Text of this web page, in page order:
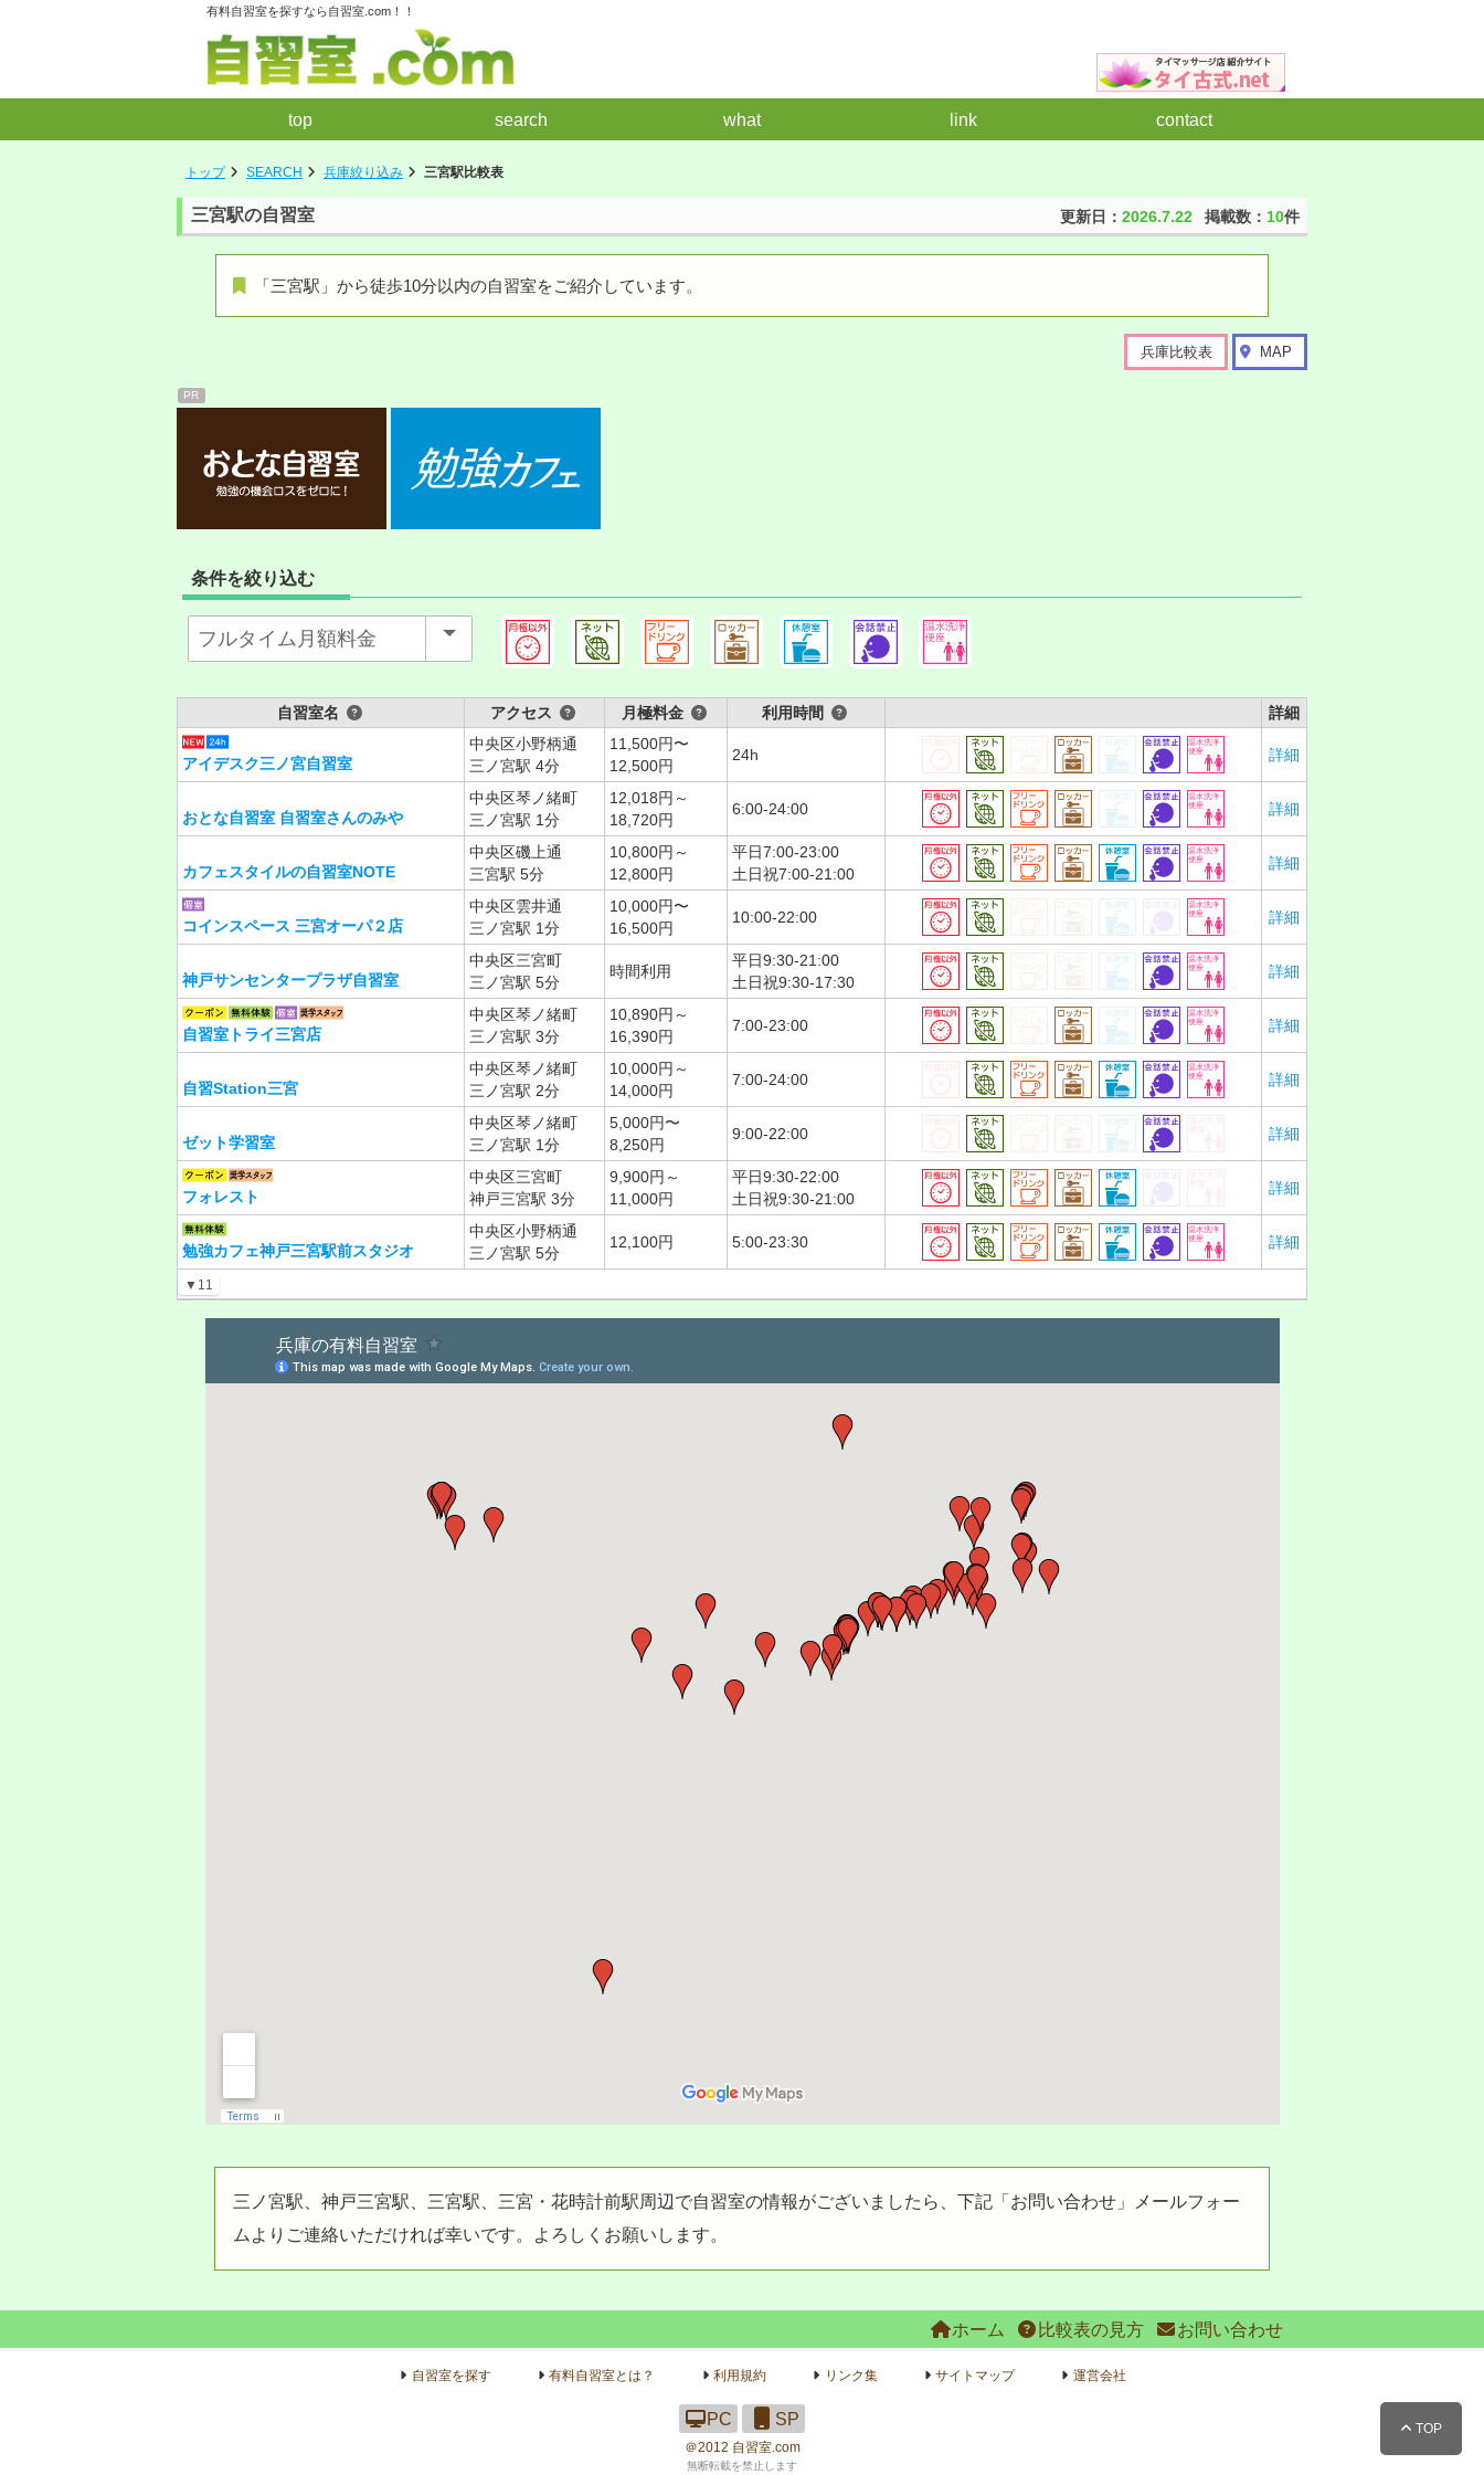
有料自習室を探すなら自習室.com！！
top search what link contact
トップ SEARCH 兵庫絞り込み 三宮駅比較表
三宮駅の自習室 更新日： 2026.7.22 掲載数： 10件
「三宮駅」から徒歩10分以内の自習室をご紹介しています。
兵庫比較表 MAP
PR
条件を絞り込む
自習室名 アクセス 月極料金 利用時間 詳細
アイデスク三ノ宮自習室
中央区小野柄通
三ノ宮駅 4分
11,500円〜
12,500円
24h 詳細
おとな自習室 自習室さんのみや
中央区琴ノ緒町
三ノ宮駅 1分
12,018円～
18,720円
6:00-24:00 詳細
カフェスタイルの自習室NOTE
中央区磯上通
三宮駅 5分
10,800円～
12,800円
平日7:00-23:00
土日祝7:00-21:00
詳細
コインスペース 三宮オーパ２店
中央区雲井通
三ノ宮駅 1分
10,000円〜
16,500円
10:00-22:00 詳細
神戸サンセンタープラザ自習室
中央区三宮町
三ノ宮駅 5分
時間利用
平日9:30-21:00
土日祝9:30-17:30
詳細
自習室トライ三宮店
中央区琴ノ緒町
三ノ宮駅 3分
10,890円～
16,390円
7:00-23:00 詳細
自習Station三宮
中央区琴ノ緒町
三ノ宮駅 2分
10,000円～
14,000円
7:00-24:00 詳細
ゼット学習室
中央区琴ノ緒町
三ノ宮駅 1分
5,000円〜
8,250円
9:00-22:00 詳細
フォレスト
中央区三宮町
神戸三宮駅 3分
9,900円～
11,000円
平日9:30-22:00
土日祝9:30-21:00
詳細
勉強カフェ神戸三宮駅前スタジオ
中央区小野柄通
三ノ宮駅 5分
12,100円 5:00-23:30 詳細
▼11
三ノ宮駅、神戸三宮駅、三宮駅、三宮・花時計前駅周辺で自習室の情報がございましたら、下記「お問い合わせ」メールフォー
ムよりご連絡いただければ幸いです。よろしくお願いします。
お問い合わせ
比較表の見方
ホーム
自習室を探す 有料自習室とは？ 利用規約 リンク集 サイトマップ 運営会社
PC SP
＠2012 自習室.com
無断転載を禁止します
TOP